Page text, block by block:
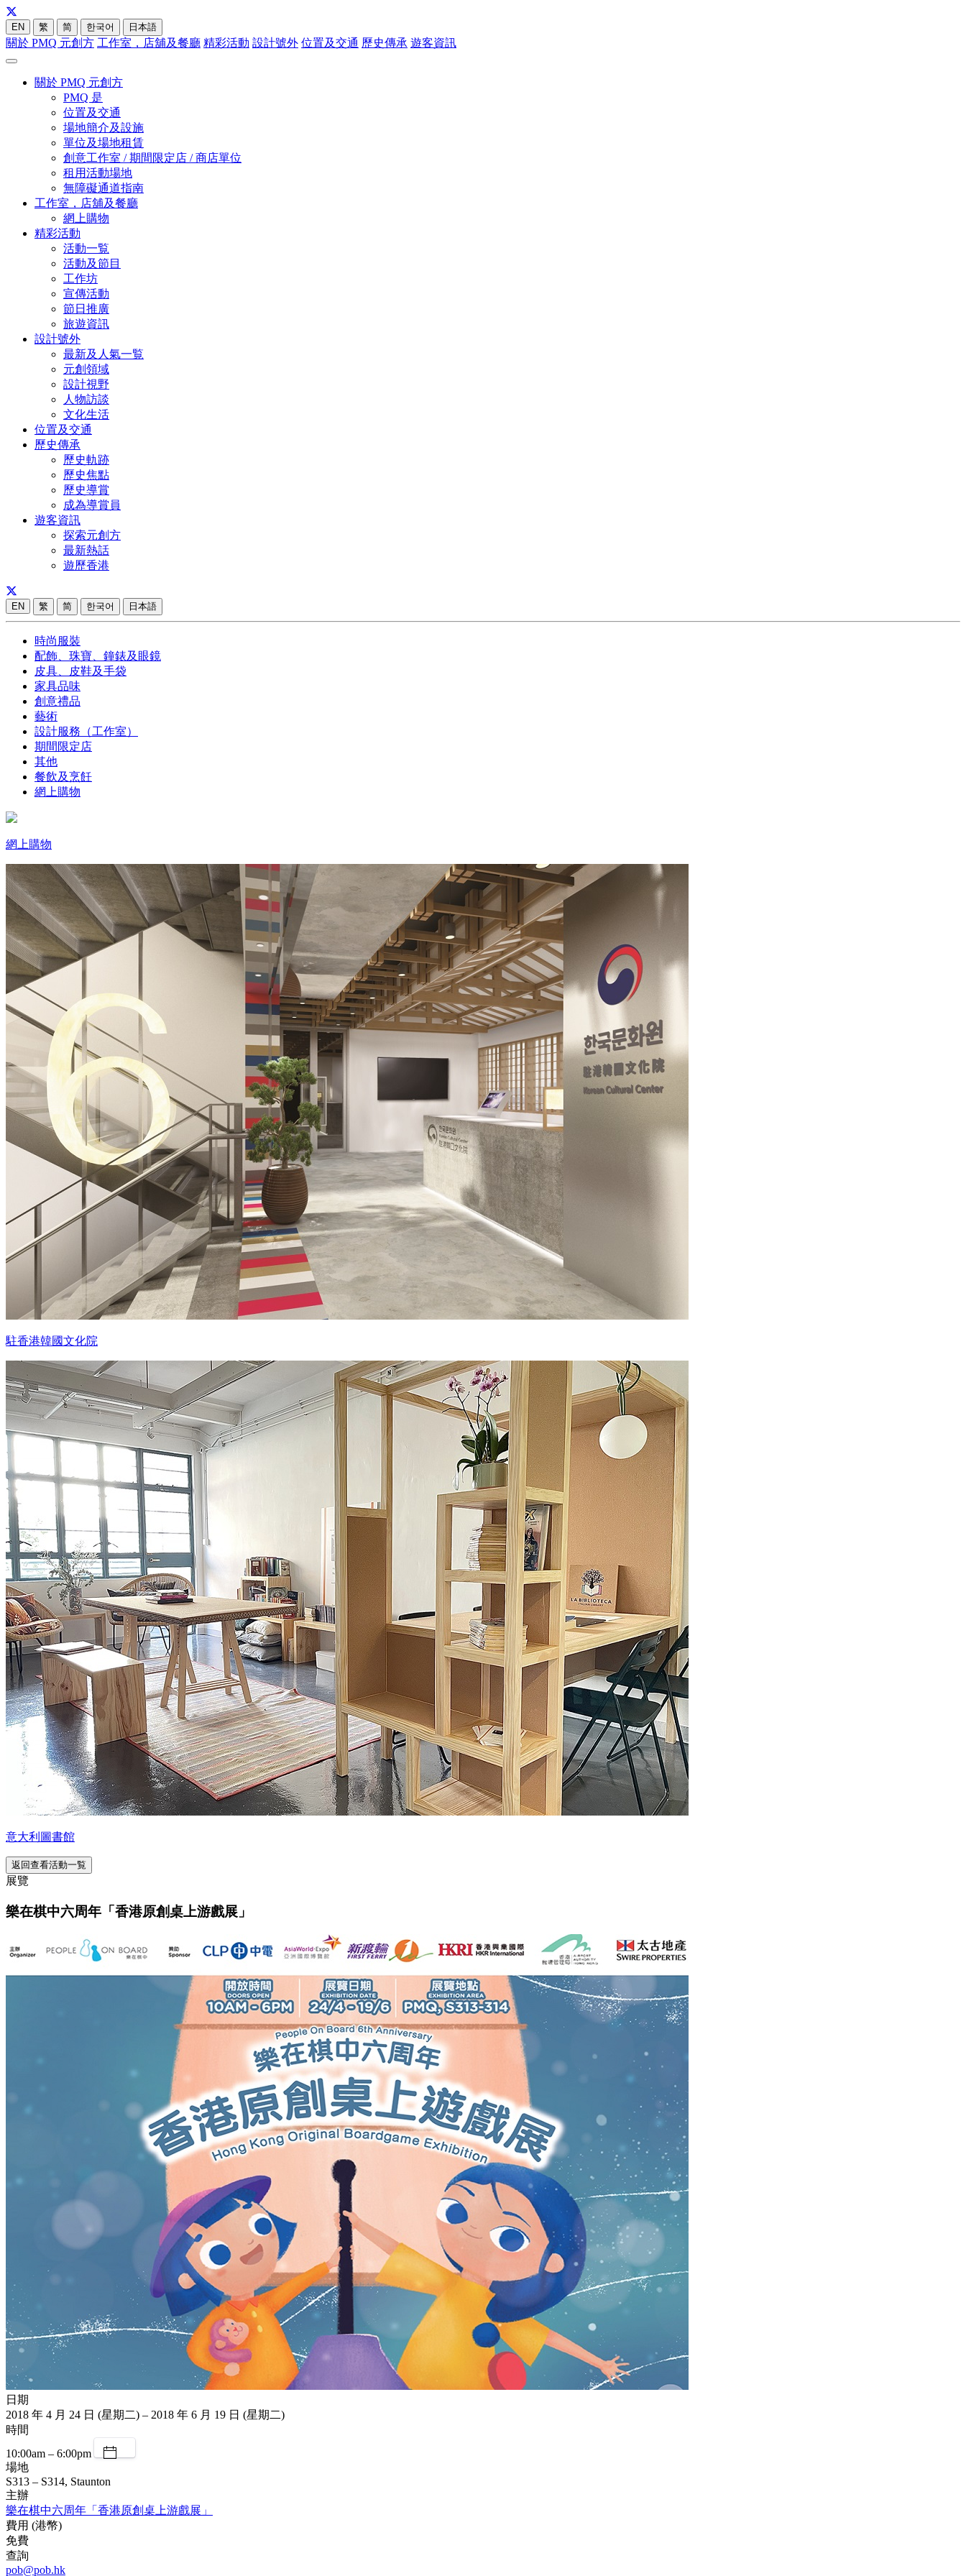
EN 繁 简 한국어 日本語
關於 PMQ 元創方 工作室，店舖及餐廳 精彩活動 設計號外 位置及交通 歷史傳承 遊客資訊
關於 PMQ 元創方
PMQ 是
位置及交通
場地簡介及設施
單位及場地租賃
創意工作室 / 期間限定店 / 商店單位
租用活動場地
無障礙通道指南
工作室，店舖及餐廳
網上購物
精彩活動
活動一覧
活動及節目
工作坊
宣傳活動
節日推廣
旅遊資訊
設計號外
最新及人氣一覧
元創領域
設計視野
人物訪談
文化生活
位置及交通
歷史傳承
歷史軌跡
歷史焦點
歷史導賞
成為導賞員
遊客資訊
探索元創方
最新熱話
遊歷香港
EN 繁 简 한국어 日本語
時尚服裝
配飾、珠寶、鐘錶及眼鏡
皮具、皮鞋及手袋
家具品味
創意禮品
藝術
設計服務（工作室）
期間限定店
其他
餐飲及烹飪
網上購物
網上購物
駐香港韓國文化院
意大利圖書館
返回查看活動一覧
展覽
樂在棋中六周年「香港原創桌上游戲展」
日期
2018 年 4 月 24 日 (星期二) – 2018 年 6 月 19 日 (星期二)
時間
10:00am – 6:00pm
場地
S313 – S314, Staunton
主辦
樂在棋中六周年「香港原創桌上游戲展」
費用 (港幣)
免費
查詢
pob@pob.hk